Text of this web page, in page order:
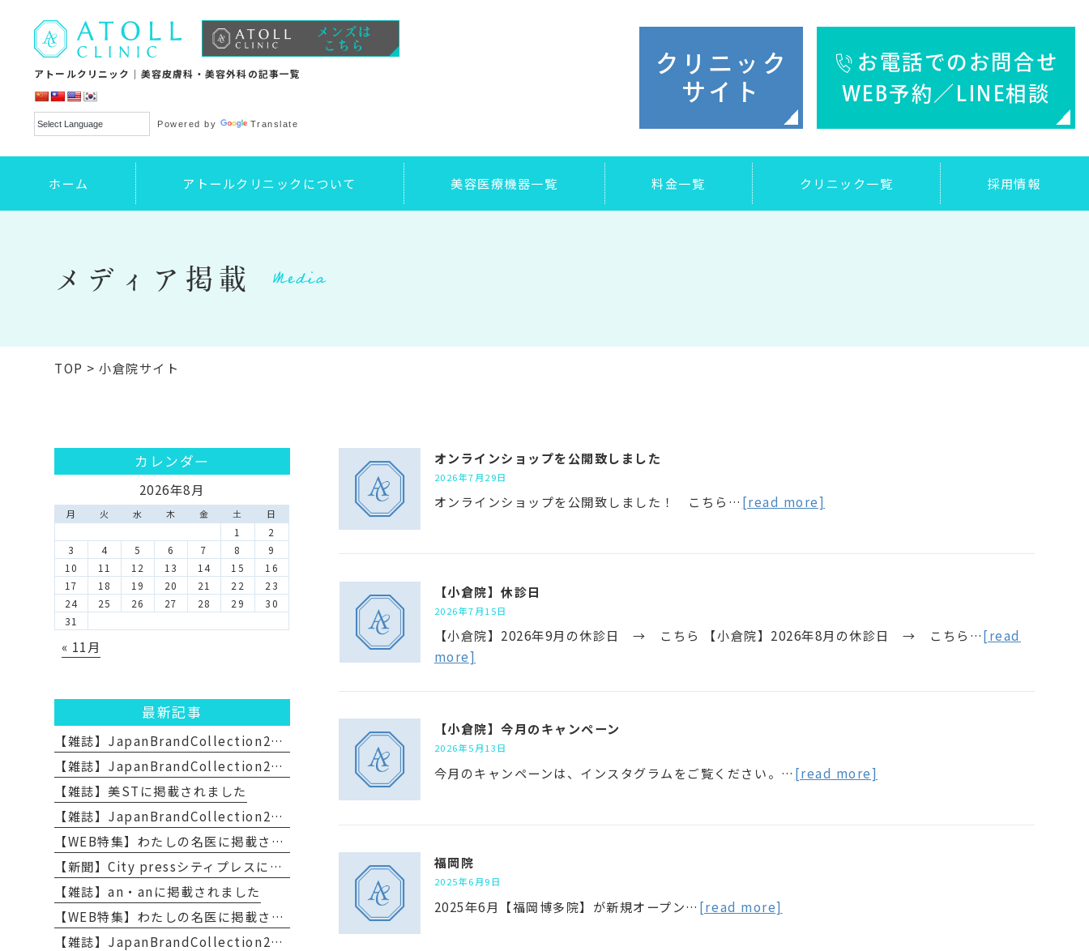
アトールクリニック｜美容皮膚科・美容外科の記事一覧
Powered by Translate
クリニック
サイト
お電話でのお問合せ
WEB予約／LINE相談
ホーム アトールクリニックについて 美容医療機器一覧 料金一覧 クリニック一覧 採用情報
メディア掲載 Media
TOP >小倉院サイト
オンラインショップを公開致しました
2026年7月29日
オンラインショップを公開致しました！ こちら… [read more]
【小倉院】休診日
2026年7月15日
【小倉院】2026年9月の休診日 → こちら 【小倉院】2026年8月の休診日 → こちら…[read
more]
【小倉院】今月のキャンペーン
2026年5月13日
今月のキャンペーンは、インスタグラムをご覧ください。… [read more]
福岡院
2025年6月9日
2025年6月【福岡博多院】が新規オープン… [read more]
カレンダー
2026年8月
月 火 水 木 金 土 日
1
2
3
4 5 6 7 8
9
10
11 12 13 14 15
16
17
18 19 20 21 22
23
24
25 26 27 28 29
30
31
« 11月
最新記事
【雑誌】JapanBrandCollection2026に掲載されました
【雑誌】JapanBrandCollection2026に掲載されました
【雑誌】美STに掲載されました
【雑誌】JapanBrandCollection2025に掲載されました
【WEB特集】わたしの名医に掲載されました
【新聞】City pressシティプレスに掲載されました
【雑誌】an・anに掲載されました
【WEB特集】わたしの名医に掲載されました
【雑誌】JapanBrandCollection2023に掲載されました